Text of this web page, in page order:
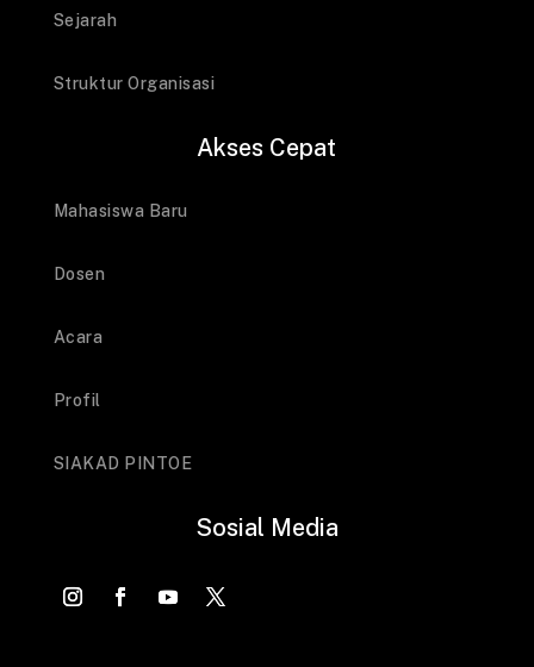
Sejarah
Struktur Organisasi
Akses Cepat
Mahasiswa Baru
Dosen
Acara
Profil
SIAKAD PINTOE
Sosial Media